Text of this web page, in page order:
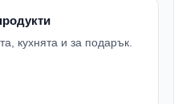
кухнята и за подарък.